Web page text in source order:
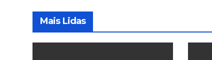
Mais Lidas